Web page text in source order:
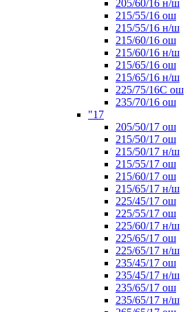
205/60/16 н/ш
215/55/16 ош
215/55/16 н/ш
215/60/16 ош
215/60/16 н/ш
215/65/16 ош
215/65/16 н/ш
225/75/16C ош
235/70/16 ош
"17
205/50/17 ош
215/50/17 ош
215/50/17 н/ш
215/55/17 ош
215/60/17 ош
215/65/17 н/ш
225/45/17 ош
225/55/17 ош
225/60/17 н/ш
225/65/17 ош
225/65/17 н/ш
235/45/17 ош
235/45/17 н/ш
235/65/17 ош
235/65/17 н/ш